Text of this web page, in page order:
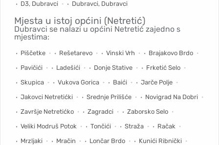
D3, Dubravci Dubravci, Dubravci
Mjesta u istoj općini (Netretić)
Dubravci se nalazi u općini Netretić zajedno s
mjestima:
Piščetke Rešetarevo Vinski Vrh
Brajakovo Brdo
Pavičići
Ladešići Donje Stative
Frketić Selo
Skupica
Vukova Gorica Baići
Jarče Polje
Jakovci Netretićki
Srednje Prilišće
Novigrad Na Dobri
Završje Netretićko
Zagradci
Zaborsko Selo
Veliki Modruš Potok
Tončići Straža
Račak
Mrzljaki
Mračin Lončar Brdo
Kunići Ribnički